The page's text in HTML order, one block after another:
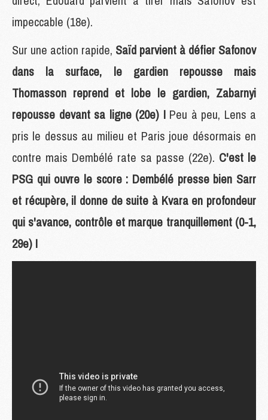
impeccable (18e).
Sur une action rapide, Saïd parvient à défier Safonov
dans la surface, le gardien repousse mais
Thomasson reprend et lobe le gardien, Zabarnyi
repousse devant sa ligne (20e) ! Peu à peu, Lens a
pris le dessus au milieu et Paris joue désormais en
contre mais Dembélé rate sa passe (22e). C'est le
PSG qui ouvre le score : Dembélé presse bien Sarr
et récupère, il donne de suite à Kvara en profondeur
qui s'avance, contrôle et marque tranquillement (0-1,
29e) !